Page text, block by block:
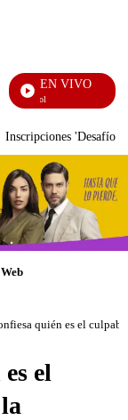
EN VIVO
Caracol
Inscripciones 'Desafío'
quién es el
el